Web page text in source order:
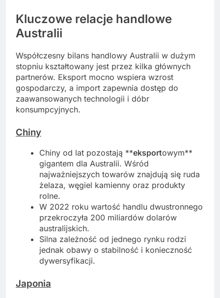
Kluczowe relacje handlowe
Australii
Współczesny bilans handlowy Australii w dużym
stopniu kształtowany jest przez kilka głównych
partnerów. Eksport mocno wspiera wzrost
gospodarczy, a import zapewnia dostęp do
zaawansowanych technologii i dóbr
konsumpcyjnych.
Chiny
Chiny od lat pozostają **eksportowym**
gigantem dla Australii. Wśród
najważniejszych towarów znajdują się ruda
żelaza, węgiel kamienny oraz produkty
rolne.
W 2022 roku wartość handlu dwustronnego
przekroczyła 200 miliardów dolarów
australijskich.
Silna zależność od jednego rynku rodzi
jednak obawy o stabilność i konieczność
dywersyfikacji.
Japonia